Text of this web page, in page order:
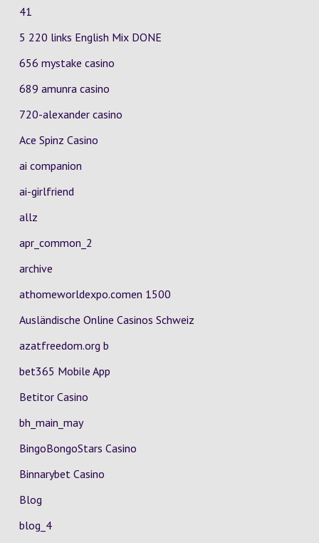
41
5 220 links English Mix DONE
656 mystake casino
689 amunra casino
720-alexander casino
Ace Spinz Casino
ai companion
ai-girlfriend
allz
apr_common_2
archive
athomeworldexpo.comen 1500
Ausländische Online Casinos Schweiz
azatfreedom.org b
bet365 Mobile App
Betitor Casino
bh_main_may
BingoBongoStars Casino
Binnarybet Casino
Blog
blog_4